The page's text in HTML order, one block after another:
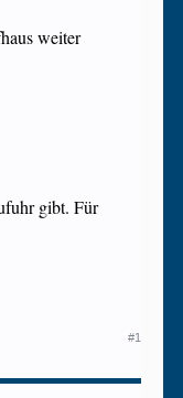
weiter
gibt. Für
#1